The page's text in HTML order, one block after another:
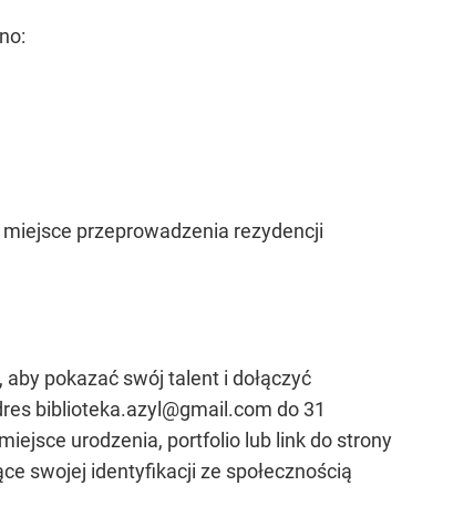
przeprowadzenia rezydencji
pokazać swój talent i dołączyć
biblioteka.azyl@gmail.com do 31
urodzenia, portfolio lub link do strony
swojej identyfikacji ze społecznością